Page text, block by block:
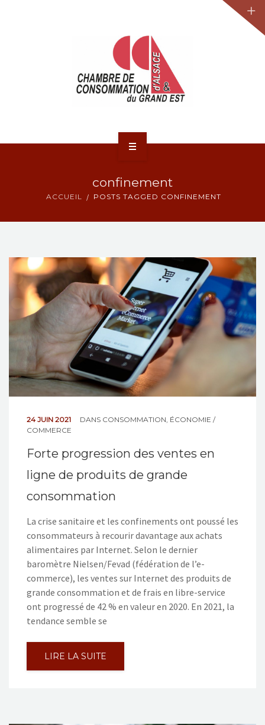
NOS ACTIONS
CONTACT
confinement
ACCUEIL POSTS TAGGED CONFINEMENT
24 JUIN 2021 DANS CONSOMMATION ÉCONOMIE /
COMMERCE
Forte progression des ventes en
ligne de produits de grande
consommation
La crise sanitaire et les confinements ont poussé les
consommateurs à recourir davantage aux achats
alimentaires par Internet. Selon le dernier
baromètre Nielsen/Fevad (fédération de l’e-
commerce), les ventes sur Internet des produits de
grande consommation et de frais en libre-service
ont progressé de 42 % en valeur en 2020. En 2021, la
tendance semble se
LIRE LA SUITE